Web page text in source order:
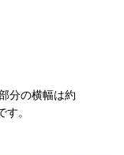
分の横幅は約
。